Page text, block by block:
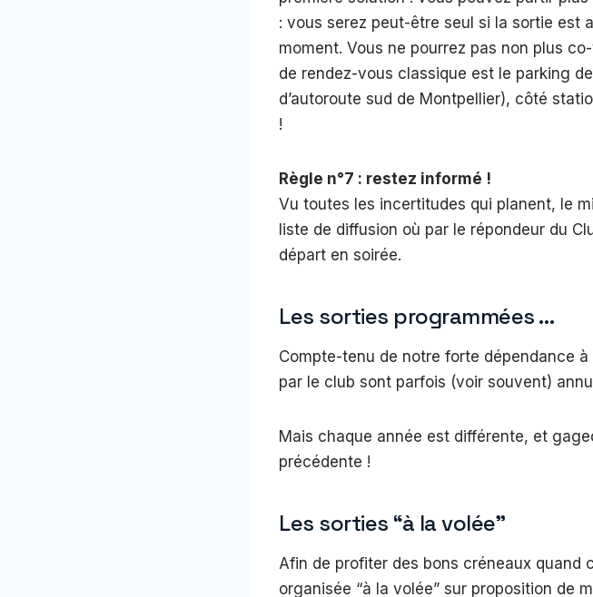
: vous serez peut-être seul si la sortie est
moment. Vous ne pourrez pas non plus
de rendez-vous classique est le parking
d’autoroute sud de Montpellier), côté
!
Règle n°7 : restez informé !
Vu toutes les incertitudes qui planent, le
liste de diffusion où par le répondeur du
départ en soirée.
Les sorties programmées …
Compte-tenu de notre forte dépendance
par le club sont parfois (voir souvent)
Mais chaque année est différente, et
précédente !
Les sorties “à la volée”
Afin de profiter des bons créneaux
organisée “à la volée” sur proposition de